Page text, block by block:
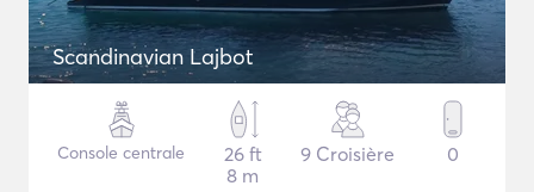
Scandinavian Lajbot
Console centrale
26 ft
8 m
9 Croisière 0